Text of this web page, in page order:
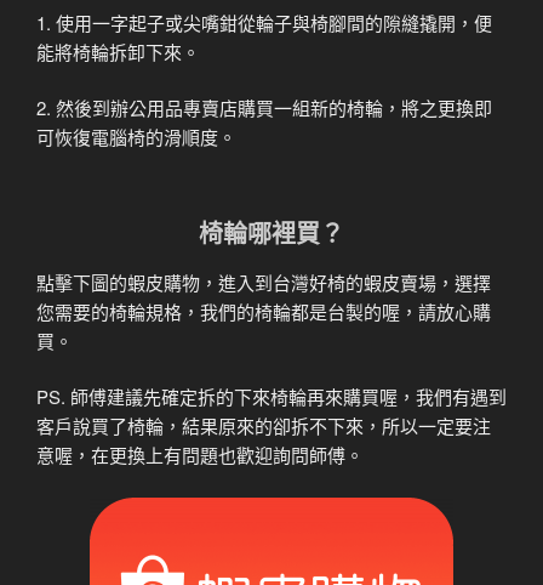
1. 使用一字起子或尖嘴鉗從輪子與椅腳間的隙縫撬開，便
能將椅輪拆卸下來。
2. 然後到辦公用品專賣店購買一組新的椅輪，將之更換即
可恢復電腦椅的滑順度。
椅輪哪裡買？
點擊下圖的蝦皮購物，進入到台灣好椅的蝦皮賣場，選擇
您需要的椅輪規格，我們的椅輪都是台製的喔，請放心購
買。
PS. 師傅建議先確定拆的下來椅輪再來購買喔，我們有遇到
客戶說買了椅輪，結果原來的卻拆不下來，所以一定要注
意喔，在更換上有問題也歡迎詢問師傅。